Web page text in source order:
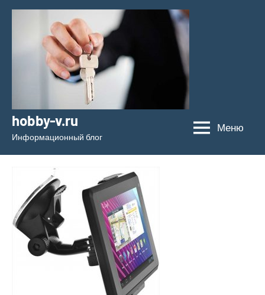
Перейти
содержимому
hobby-v.ru
Информационный блог
Меню